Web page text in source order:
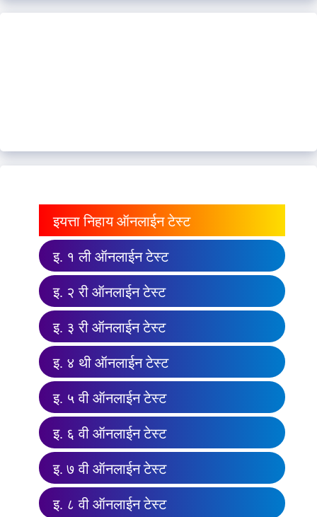
इयत्ता निहाय ऑनलाईन टेस्ट
इ. १ ली ऑनलाईन टेस्ट
इ. २ री ऑनलाईन टेस्ट
इ. ३ री ऑनलाईन टेस्ट
इ. ४ थी ऑनलाईन टेस्ट
इ. ५ वी ऑनलाईन टेस्ट
इ. ६ वी ऑनलाईन टेस्ट
इ. ७ वी ऑनलाईन टेस्ट
इ. ८ वी ऑनलाईन टेस्ट